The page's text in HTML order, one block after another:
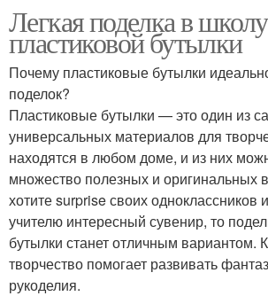
Легкая поделка в
пластиковой бутылки
Почему пластиковые бутылки
поделок?
Пластиковые бутылки — это один из
универсальных материалов для
находятся в любом доме, и из них
множество полезных и оригинальных
хотите surprise своих одноклассников
учителю интересный сувенир, то
бутылки станет отличным вариантом.
творчество помогает развивать
рукоделия.